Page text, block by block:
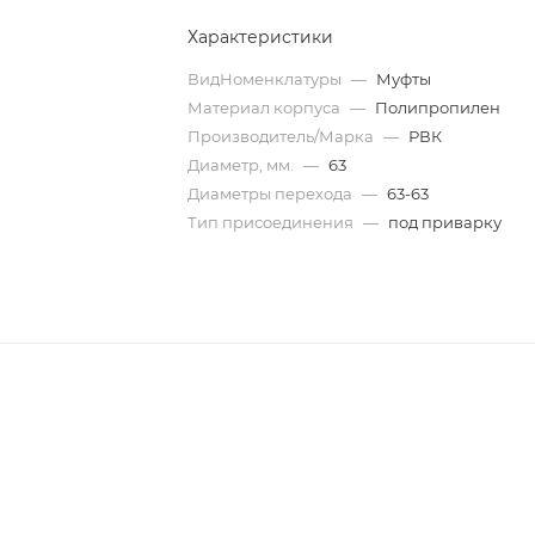
Характеристики
ВидНоменклатуры — Муфты
Материал корпуса — Полипропилен
Производитель/Марка — РВК
Диаметр, мм.
— 63
Диаметры перехода — 63-63
Тип присоединения — под приварку